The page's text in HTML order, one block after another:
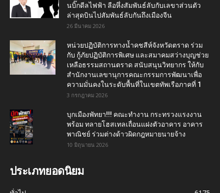
นบิ๊กดีลไฟฟ้า ลือหึ่งสัมพันธ์ลับกับเลขาส่วนตัว
ล่าสุดบินไปสัมพันธ์ลับกันถึงเมืองจีน
26 มีนาคม 2026
หน่วยปฏิบัติการทางน้ำคชสีห์จังหวัดตราด ร่วม
กับ กู้ภัยปฏิบัติการพิเศษ และสมาคมสว่างบุญช่วย
เหลือธรรมสถานตราด สนับสนุนวิทยากร ให้กับ
สำนักงานเลขานุการคณะกรรมการพัฒนาเพื่อ
ความมั่นคงในระดับพื้นที่ในเขตทัพเรือภาคที่ 1
3 กรกฎาคม 2026
บุกเมืองพัทยา!!! คณะทำงาน กระทรวงแรงงาน
พร้อม ทลายโฮสเทลเถื่อนแฝงตัวอาคาร อาคาร
พาณิชย์ ร่วมต่างด้าวผิดกฎหมายนายจ้าง
10 มิถุนายน 2026
ประเภทยอดนิยม